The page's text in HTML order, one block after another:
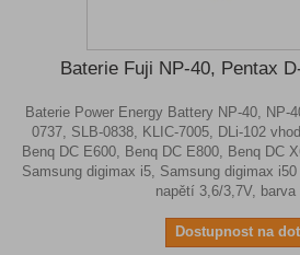
Baterie Fuji NP-40, Pentax
Baterie Power Energy Battery NP-40, NP-
0737, SLB-0838, KLIC-7005, DLi-102
Benq DC E600, Benq DC E800, Benq DC
Samsung digimax i5, Samsung digimax
napětí 3,6/3,7V, barva
Dostupnost na